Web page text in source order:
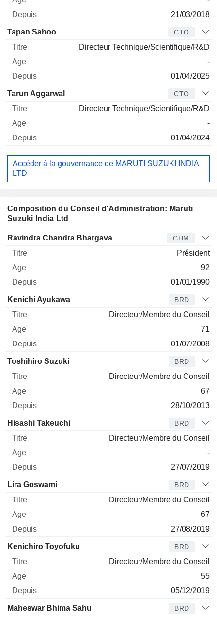
21/03/2018
Tapan Sahoo CTO
Directeur Technique/Scientifique/R&D
-
01/04/2025
Tarun Aggarwal CTO
Directeur Technique/Scientifique/R&D
-
01/04/2024
Accéder à la gouvernance de MARUTI SUZUKI INDIA
LTD
Composition du Conseil d'Administration: Maruti
Suzuki India Ltd
Administrateur Titre Age Depuis
Ravindra Chandra Bhargava CHM
Président
92
01/01/1990
Kenichi Ayukawa BRD
Directeur/Membre du Conseil
71
01/07/2008
Toshihiro Suzuki BRD
Directeur/Membre du Conseil
67
28/10/2013
Hisashi Takeuchi BRD
Directeur/Membre du Conseil
-
27/07/2019
Lira Goswami BRD
Directeur/Membre du Conseil
67
27/08/2019
Kenichiro Toyofuku BRD
Directeur/Membre du Conseil
55
05/12/2019
Maheswar Bhima Sahu BRD